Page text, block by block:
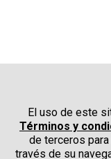
El uso de este
Términos y
de terceros
través de su